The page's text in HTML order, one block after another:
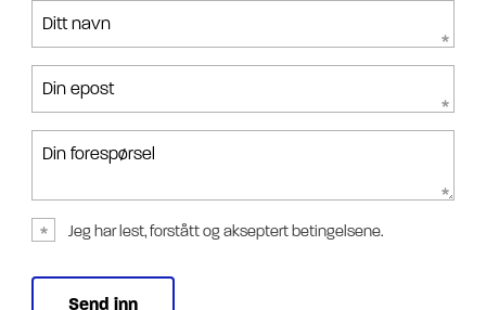
Ditt navn
Din epost
Din forespørsel
Jeg har lest, forstått og akseptert betingelsene.